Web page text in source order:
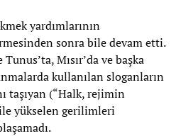
yardımlarının
sonra bile devam etti.
Mısır’da ve başka
kullanılan sloganların
taşıyan (“Halk, rejimin
yükselen gerilimleri